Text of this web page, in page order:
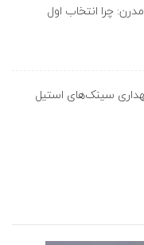
چرا انتخاب اول
سینک‌های استیل